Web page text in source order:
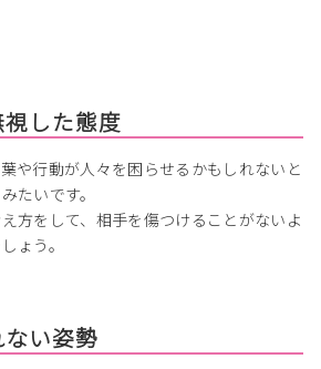
した態度
や行動が人々を困らせるかもしれないと
たいです。
方をして、相手を傷つけることがないよ
ょう。
い姿勢